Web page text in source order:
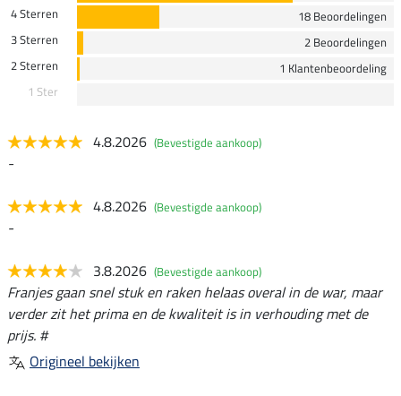
4 Sterren
18 Beoordelingen
3 Sterren
2 Beoordelingen
2 Sterren
1 Klantenbeoordeling
1 Ster
4.8.2026 (Bevestigde aankoop)
-
4.8.2026 (Bevestigde aankoop)
-
3.8.2026 (Bevestigde aankoop)
Franjes gaan snel stuk en raken helaas overal in de war, maar
verder zit het prima en de kwaliteit is in verhouding met de
prijs. #
Origineel bekijken